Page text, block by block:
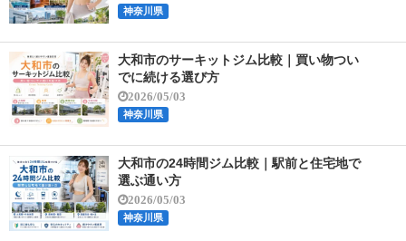
神奈川県
大和市のサーキットジム比較｜買い物つい
でに続ける選び方
2026/05/03
神奈川県
大和市の24時間ジム比較｜駅前と住宅地で
選ぶ通い方
2026/05/03
神奈川県